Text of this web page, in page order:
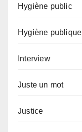
Hygiène public
Hygiène publique
Interview
Juste un mot
Justice